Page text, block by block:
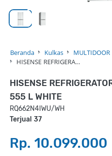
Beranda Kulkas MULTIDOOR
HISENSE REFRIGERA…
HISENSE
555 L WHITE
RQ662N4IWU/WH
Terjual 37
Rp. 10.099.000